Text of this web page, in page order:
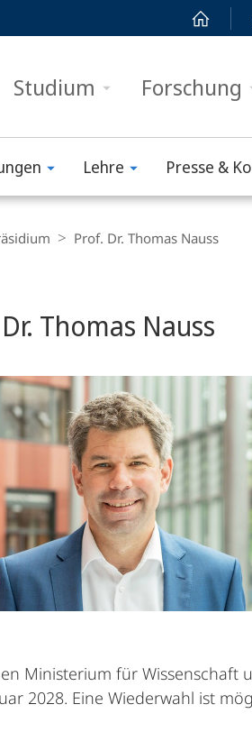
Studium Forschung
Lehre Presse &
Prof. Dr. Thomas Nauss
Thomas Nauss
Ministerium für Wissenschaft
2028. Eine Wiederwahl ist